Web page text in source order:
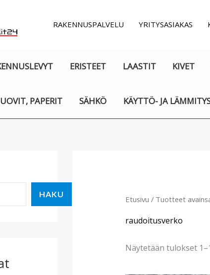
RAKENNUSPALVELU YRITYSASIAKAS
ERISTEET LAASTIT KIVET
PAPERIT SÄHKÖ KÄYTTÖ- JA
HAKU
Etusivu / Tuotteet
raudoitusverko
Näytetään tulokset